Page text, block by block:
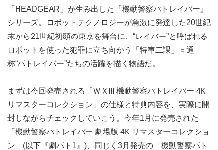
「HEADGEAR」が生み出した『機動警察パトレイバー』
シリーズ。ロボットテクノロジーが急激に発達した20世紀
末から21世紀初頭の東京を舞台に、“レイバー”と呼ばれる
ロボットを使った犯罪に立ち向かう「特車二課」＝通
称“パトレイバー”たちの活躍を描く物語だ。
まずは今回発売される「ＷＸIII 機動警察パトレイバー 4K
リマスターコレクション」の仕様と特典内容を、実際に開
封しながらチェックしていこう。今年1月に発売された
「機動警察パトレイバー 劇場版 4K リマスターコレクショ
ン」(以下『劇パト1』)、同じく3月発売の「 機動警察パト